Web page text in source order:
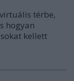
térbe,
hogyan
kellett